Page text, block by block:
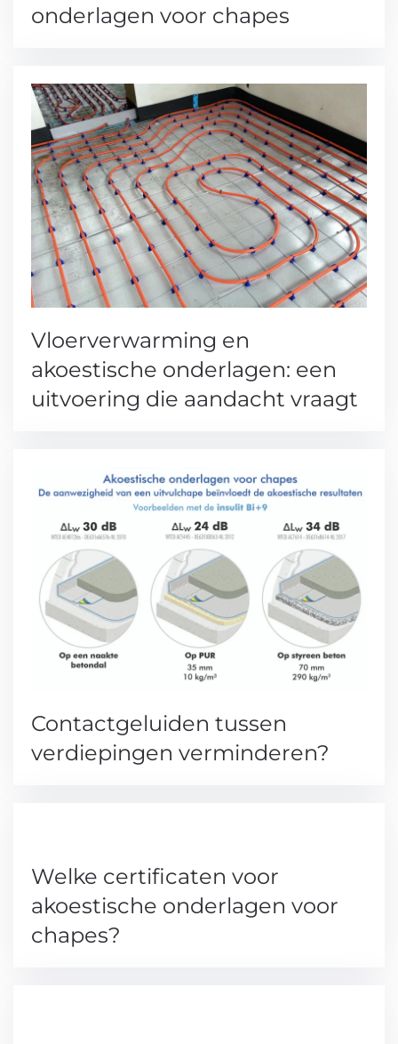
onderlagen voor chapes
Vloerverwarming en
akoestische onderlagen: een
uitvoering die aandacht vraagt
Contactgeluiden tussen
verdiepingen verminderen?
Welke certificaten voor
akoestische onderlagen voor
chapes?